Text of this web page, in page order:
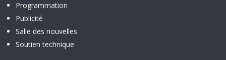
Programmation
Publicité
Salle des nouvelles
Soutien technique